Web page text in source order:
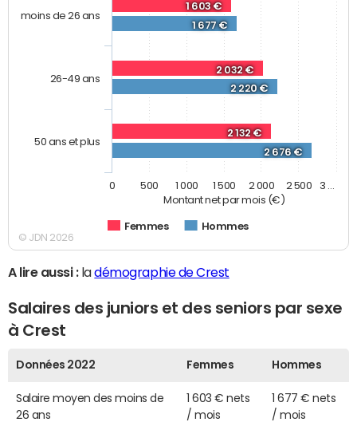
Montant net par mois (€)
1 603 €
2 032 €
2 132 €
1 677 €
2 220 €
2 676 €
Femmes Hommes
moins de 26 ans
26-49 ans
50 ans et plus
0 500 1 000 1 500 2 000 2 500 3 …
© JDN 2026
A lire aussi :ladémographie de Crest
Salaires des juniors et des seniors par sexe
à Crest
Données 2022 Femmes Hommes
Salaire moyen des moins de
26 ans
1 603 € nets
/ mois
1 677 € nets
/ mois